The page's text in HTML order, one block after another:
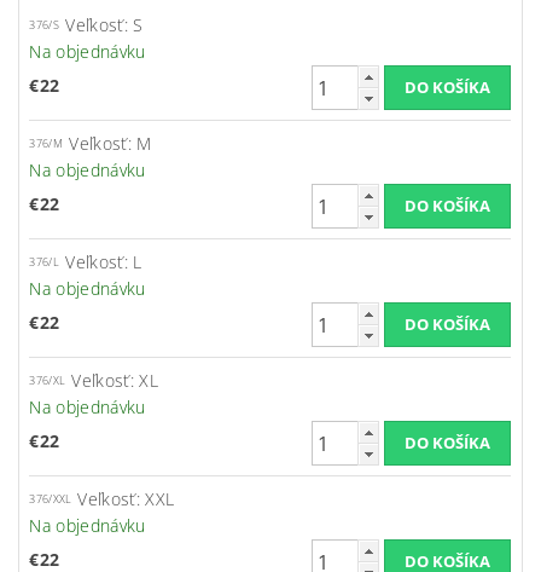
376/S Veľkosť: S
Na objednávku
€22
376/M Veľkosť: M
Na objednávku
€22
376/L Veľkosť: L
Na objednávku
€22
376/XL Veľkosť: XL
Na objednávku
€22
376/XXL Veľkosť: XXL
Na objednávku
€22